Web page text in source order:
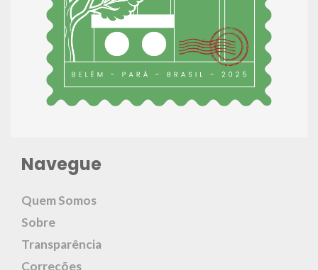
Navegue
Quem Somos
Sobre
Transparência
Correções